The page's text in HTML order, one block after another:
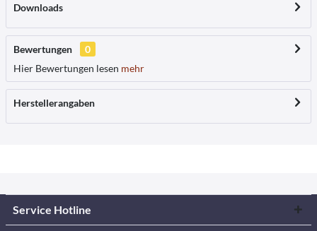
Downloads
Bewertungen
0
Hier Bewertungen lesen mehr
Herstellerangaben
Service Hotline